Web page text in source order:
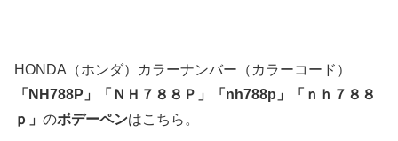
HONDA（ホンダ）カラーナンバー（カラーコード）
「 NH788P 」 「 ＮＨ７８８Ｐ」「nh788p」「ｎｈ７８８
ｐ」 のボデーペンはこちら。